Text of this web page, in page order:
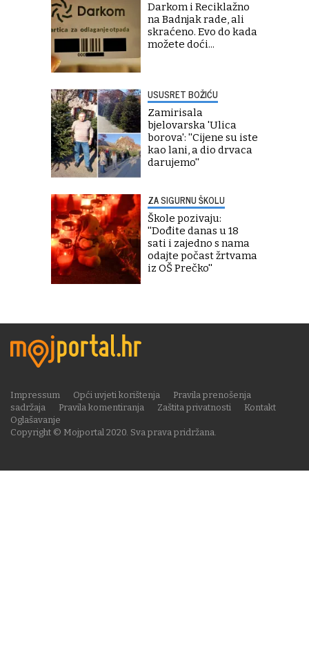
Darkom i Reciklažno
na Badnjak rade, ali
skraćeno. Evo do kada
možete doći...
USUSRET BOŽIĆU
Zamirisala
bjelovarska 'Ulica
borova': ''Cijene su iste
kao lani, a dio drvaca
darujemo''
ZA SIGURNU ŠKOLU
Škole pozivaju:
''Dođite danas u 18
sati i zajedno s nama
odajte počast žrtvama
iz OŠ Prečko''
Copyright © Mojportal 2020. Sva prava pridržana.
Impressum Opći uvjeti korištenja
Pravila prenošenja
sadržaja
Pravila komentiranja Zaštita privatnosti
Kontakt
Oglašavanje